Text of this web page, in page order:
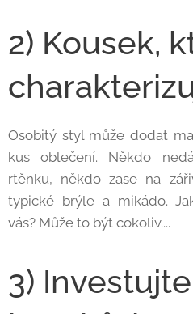
2) Kousek,
Osobitý styl může dodat
kus oblečení. Někdo
rtěnku, někdo zase na
typické brýle a mikádo.
vás? Může to být cokoliv....
3)